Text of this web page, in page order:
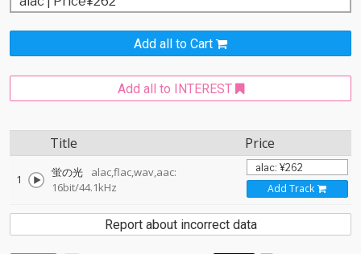
Add all to Cart
Add all to INTEREST
Title Price
1 蛍の光
alac,flac,wav,aac:
16bit/44.1kHz
Add Track
Report about incorrect data